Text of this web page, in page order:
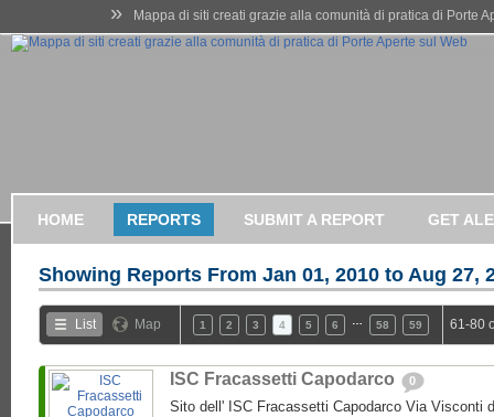
» Mappa di siti creati grazie alla comunità di pratica di Porte
HOME REPORTS SUBMIT A REPORT GET
Showing Reports From Jan 01, 2010 to Aug 27,
List Map 1 2 3 4 5 6 58 59 61-80
ISC Fracassetti Capodarco 0
Sito dell' ISC Fracassetti Capodarco Via Visconti